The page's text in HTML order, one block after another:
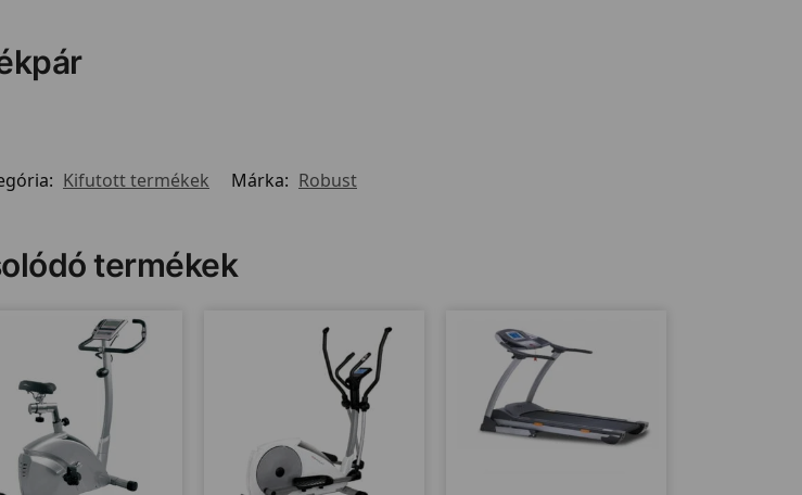
Kifutott termékek Márka: Robust
termékek